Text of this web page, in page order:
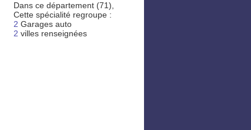
Dans ce département (71),
Cette spécialité regroupe :
2 Garages auto
2 villes renseignées